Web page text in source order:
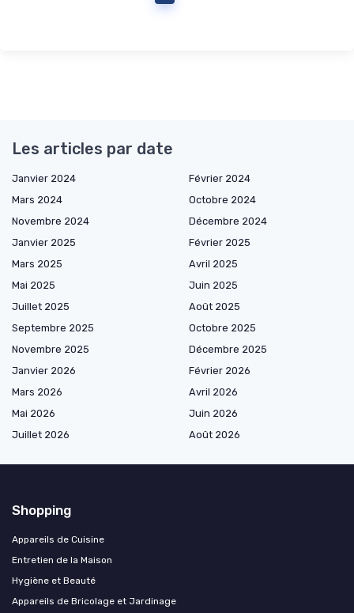
Les articles par date
Janvier 2024
Février 2024
Mars 2024
Octobre 2024
Novembre 2024
Décembre 2024
Janvier 2025
Février 2025
Mars 2025
Avril 2025
Mai 2025
Juin 2025
Juillet 2025
Août 2025
Septembre 2025
Octobre 2025
Novembre 2025
Décembre 2025
Janvier 2026
Février 2026
Mars 2026
Avril 2026
Mai 2026
Juin 2026
Juillet 2026
Août 2026
Shopping
Appareils de Cuisine
Entretien de la Maison
Hygiène et Beauté
Appareils de Bricolage et Jardinage